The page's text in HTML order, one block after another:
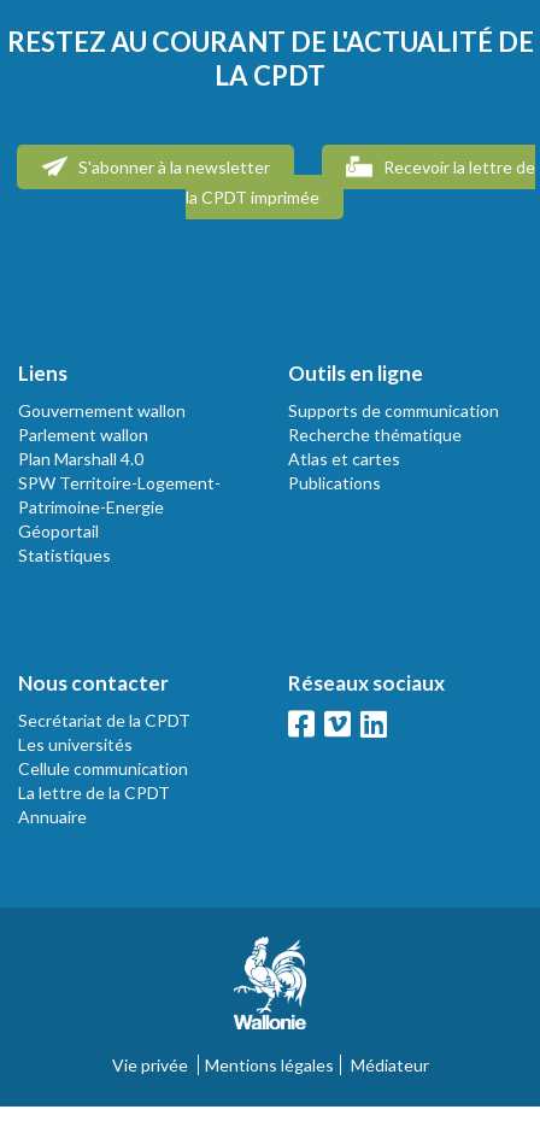
RESTEZ AU COURANT DE L'ACTUALITÉ DE
LA CPDT
S'abonner à la newsletter
Recevoir la lettre de
la CPDT imprimée
Liens
Gouvernement wallon
Parlement wallon
Plan Marshall 4.0
SPW Territoire-Logement-
Patrimoine-Energie
Géoportail
Statistiques
Outils en ligne
Supports de communication
Recherche thématique
Atlas et cartes
Publications
Nous contacter
Secrétariat de la CPDT
Les universités
Cellule communication
La lettre de la CPDT
Annuaire
Réseaux sociaux
Vie privée Mentions légales Médiateur